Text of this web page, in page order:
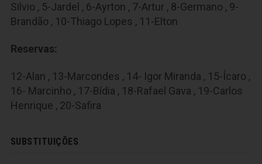
Silvio , 5-Jardel , 6-Ayrton , 7-Artur , 8-Germano , 9-
Brandão , 10-Thiago Lopes , 11-Elton
Reservas:
12-Alan , 13-Marcondes , 14- Igor Miranda , 15-Ícaro ,
16- Marcinho , 17-Bídia , 18-Rafael Gava , 19-Carlos
Henrique , 20-Safira
SUBSTITUIÇÕES